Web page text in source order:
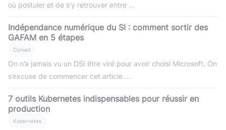
où postuler et de s'y retrouver entre ...
Indépendance numérique du SI : comment sortir des
GAFAM en 5 étapes
Conseil
On n’a jamais vu un DSI être viré pour avoir choisi Microsoft. On
s’excuse de commencer cet article ...
7 outils Kubernetes indispensables pour réussir en
production
Kubernetes